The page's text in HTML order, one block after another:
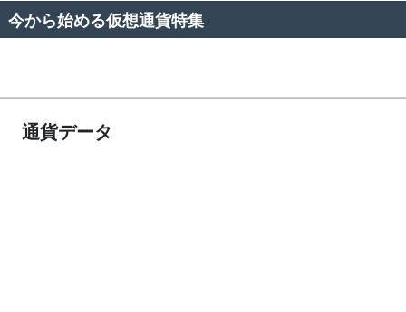
今から始める仮想通貨特集
通貨データ